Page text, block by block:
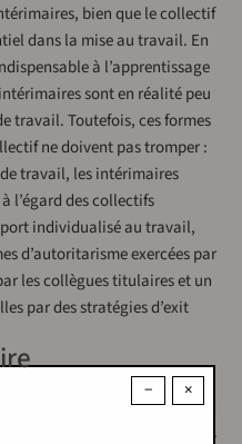
bien que le collectif
dans la mise au travail. En
à l’apprentissage
sont en réalité peu
travail. Toutefois, ces formes
ne doivent pas tromper :
travail, les intérimaires
l’égard des collectifs
individualisé au travail,
d’autoritarisme exercées par
les collègues titulaires et un
par des stratégies d’exit
ouvre enfin des pistes
au travail en lien
l’état de santé ou le handicap.
×
−